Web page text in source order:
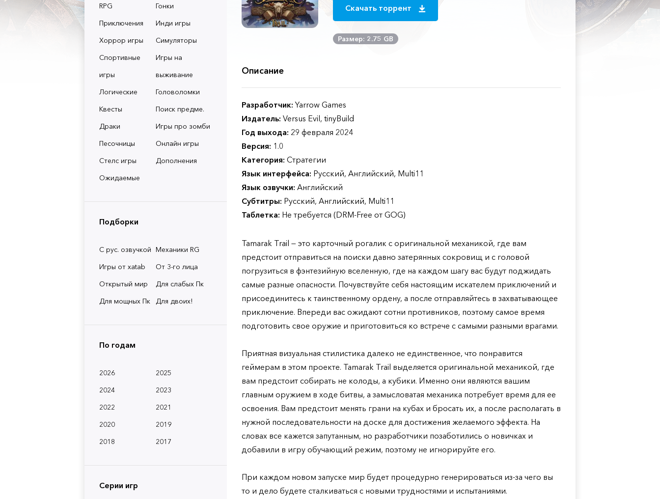
RPG
Гонки
Приключения
Инди игры
Хоррор игры
Симуляторы
Спортивные
игры
Игры на
выживание
Логические
Головоломки
Квесты
Поиск предме.
Драки
Игры про зомби
Песочницы
Онлайн игры
Стелс игры
Дополнения
Ожидаемые
Подборки
С рус. озвучкой Механики RG
Игры от xatab
От 3-го лица
Открытый мир
Для слабых Пк
Для мощных Пк
Для двоих!
По годам
2026
2025
2024
2023
2022
2021
2020
2019
2018
2017
Серии игр
Скачать торрент
Размер: 2.75 GB
Описание
Разработчик: Yarrow Games
Издатель: Versus Evil, tinyBuild
Год выхода: 29 февраля 2024
Версия: 1.0
Категория: Стратегии
Язык интерфейса: Русский, Английский, Multi11
Язык озвучки: Английский
Субтитры: Русский, Английский, Multi11
Таблетка: Не требуется (DRM-Free от GOG)
Tamarak Trail — это карточный рогалик с оригинальной механикой, где вам
предстоит отправиться на поиски давно затерянных сокровищ и с головой
погрузиться в фэнтезийную вселенную, где на каждом шагу вас будут поджидать
самые разные опасности. Почувствуйте себя настоящим искателем приключений и
присоединитесь к таинственному ордену, а после отправляйтесь в захватывающее
приключение. Впереди вас ожидают сотни противников, поэтому самое время
подготовить свое оружие и приготовиться ко встрече с самыми разными врагами.
Приятная визуальная стилистика далеко не единственное, что понравится
геймерам в этом проекте. Tamarak Trail выделяется оригинальной механикой, где
вам предстоит собирать не колоды, а кубики. Именно они являются вашим
главным оружием в ходе битвы, а замысловатая механика потребует время для ее
освоения. Вам предстоит менять грани на кубах и бросать их, а после располагать в
нужной последовательности на доске для достижения желаемого эффекта. На
словах все кажется запутанным, но разработчики позаботились о новичках и
добавили в игру обучающий режим, поэтому не игнорируйте его.
При каждом новом запуске мир будет процедурно генерироваться из-за чего вы
то и дело будете сталкиваться с новыми трудностями и испытаниями.